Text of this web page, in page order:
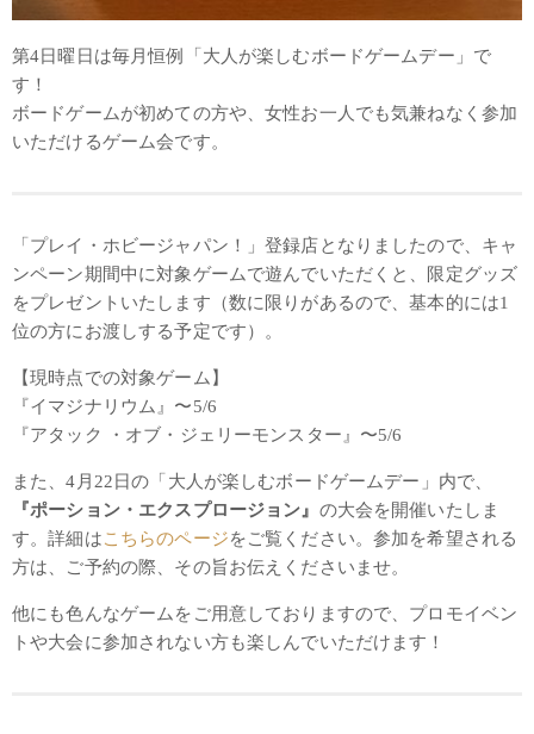
第4日曜日は毎月恒例「大人が楽しむボードゲームデー」で
す！
ボードゲームが初めての方や、女性お一人でも気兼ねなく参加
いただけるゲーム会です。
「プレイ・ホビージャパン！」登録店となりましたので、キャ
ンペーン期間中に対象ゲームで遊んでいただくと、限定グッズ
をプレゼントいたします（数に限りがあるので、基本的には1
位の方にお渡しする予定です）。
【現時点での対象ゲーム】
『イマジナリウム』〜5/6
『アタック ・オブ・ジェリーモンスター』〜5/6
また、4月22日の「大人が楽しむボードゲームデー」内で、
『ポーション・エクスプロージョン』 の大会を開催いたしま
す。詳細はこちらのページをご覧ください。参加を希望される
方は、ご予約の際、その旨お伝えくださいませ。
他にも色んなゲームをご用意しておりますので、プロモイベン
トや大会に参加されない方も楽しんでいただけます！